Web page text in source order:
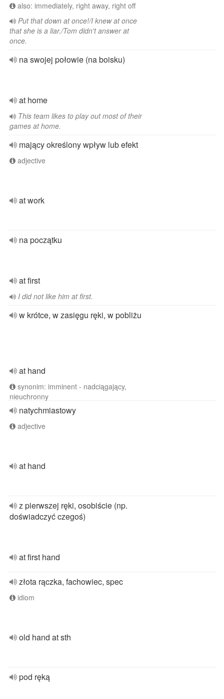
also: immediately, right away, right off
Put that down at once!/I knew at once
that she is a liar./Tom didn't answer at
once.
na swojej połowie (na boisku)
at home
This team likes to play out most of their
games at home.
mający określony wpływ lub efekt
adjective
at work
na początku
at first
I did not like him at first.
w krótce, w zasięgu ręki, w pobliżu
at hand
synonim: imminent - nadciągający,
nieuchronny
natychmiastowy
adjective
at hand
z pierwszej ręki, osobiście (np.
doświadczyć czegoś)
at first hand
złota rączka, fachowiec, spec
idiom
old hand at sth
pod ręką